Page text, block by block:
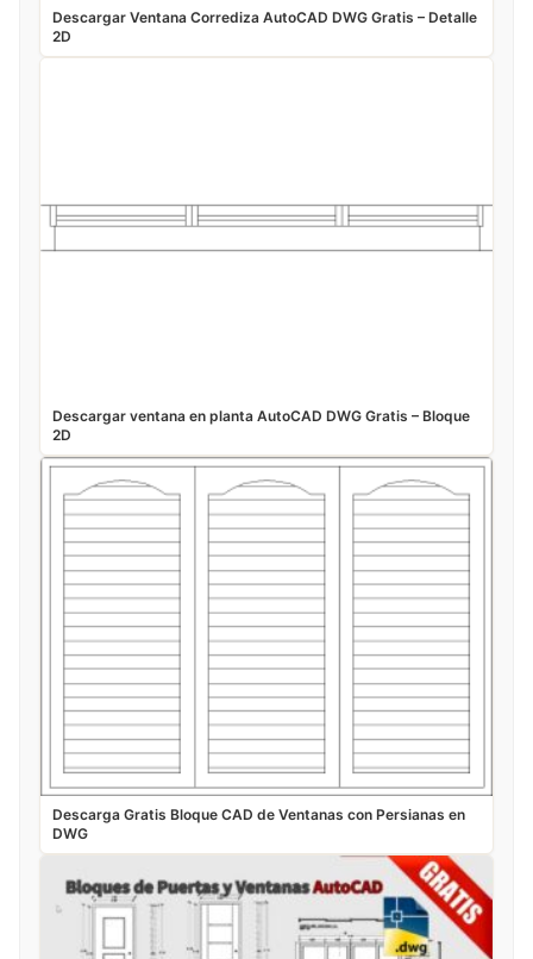
Descargar Ventana Corrediza AutoCAD DWG Gratis – Detalle
2D
Descargar ventana en planta AutoCAD DWG Gratis – Bloque
2D
Descarga Gratis Bloque CAD de Ventanas con Persianas en
DWG